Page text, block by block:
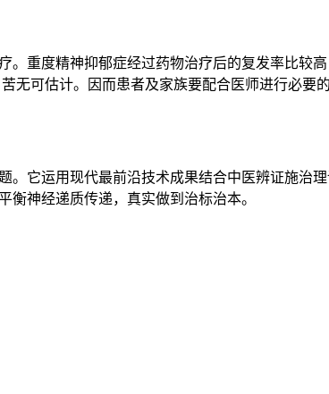
重度精神抑郁症经过药物治疗后的复发率比较
无可估计。因而患者及家族要配合医师进行必要
它运用现代最前沿技术成果结合中医辨证施治
神经递质传递，真实做到治标治本。